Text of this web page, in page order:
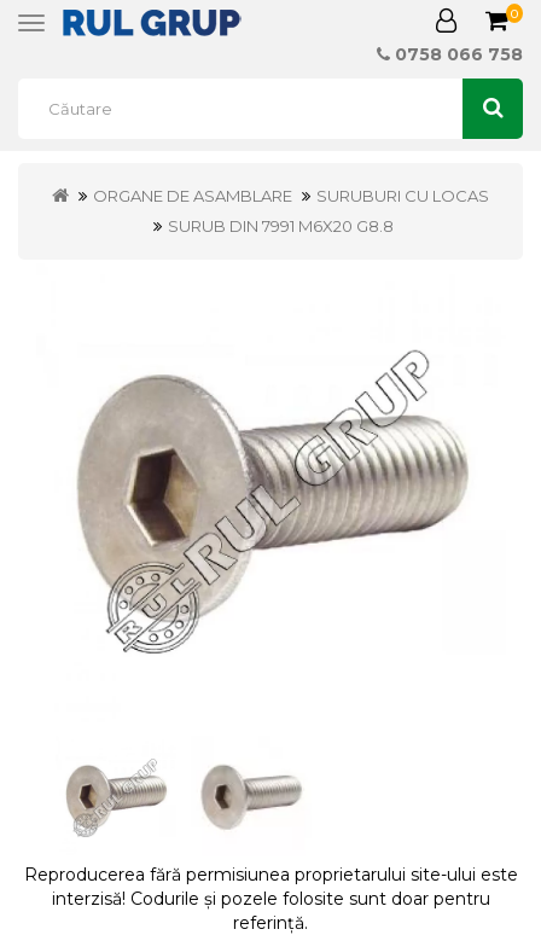
Toggle
0
0758 066 758
ORGANE DE ASAMBLARE
SURUBURI CU LOCAS
SURUB DIN 7991 M6X20 G8.8
Reproducerea fără permisiunea proprietarului site-ului este
interzisă! Codurile și pozele folosite sunt doar pentru
referință.